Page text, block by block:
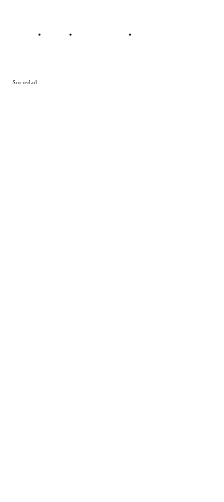
Sociedad
Contacto Política de cookies